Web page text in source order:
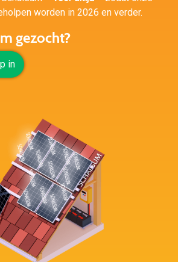
worden in 2026 en verder.
gezocht?
in